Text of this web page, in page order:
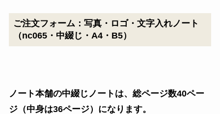
ご注文フォーム：写真・ロゴ・文字入れノート
（nc065・中綴じ・A4・B5）
ノート本舗の中綴じノートは、総ページ数40ペー
ジ（中身は36ページ）になります。